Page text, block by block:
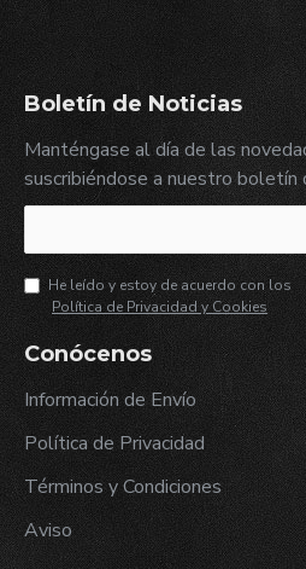
Boletín de Noticias
Manténgase al día de las
suscribiéndose a nuestro boletín
He leído y estoy de acuerdo con los
Política de Privacidad y Cookies
Conócenos
Información de Envío
Política de Privacidad
Términos y Condiciones
Aviso